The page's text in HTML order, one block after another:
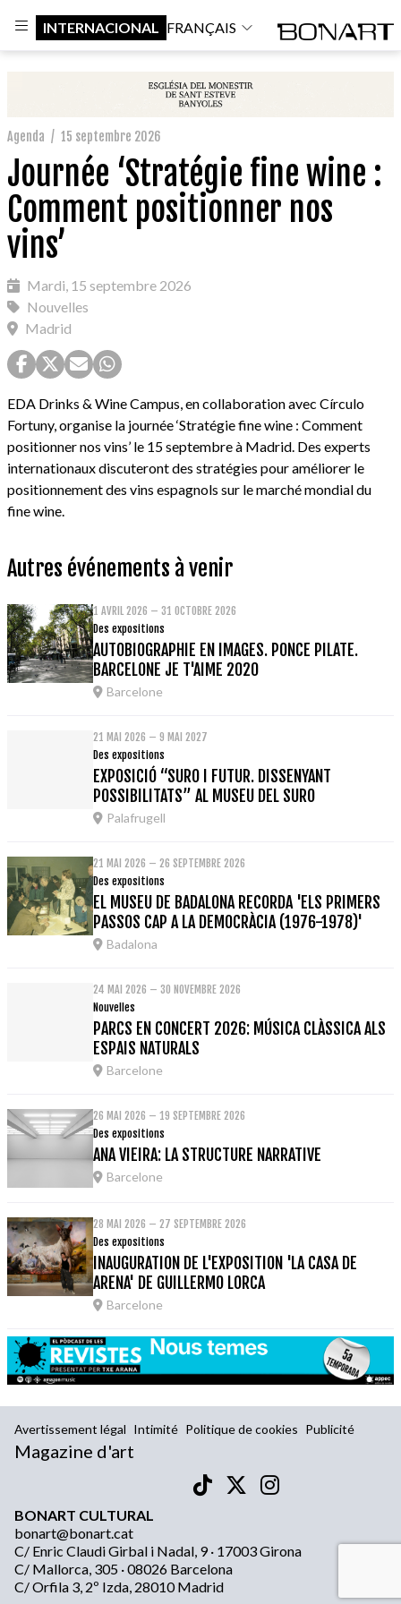
INTERNACIONAL FRANÇAIS
Agenda / 15 septembre 2026
Journée ‘Stratégie fine wine :
Comment positionner nos
vins’
Mardi, 15 septembre 2026
Nouvelles
Madrid
EDA Drinks & Wine Campus, en collaboration avec Círculo
Fortuny, organise la journée ‘Stratégie fine wine : Comment
positionner nos vins’ le 15 septembre à Madrid. Des experts
internationaux discuteront des stratégies pour améliorer le
positionnement des vins espagnols sur le marché mondial du
fine wine.
Autres événements à venir
1 AVRIL 2026 – 31 OCTOBRE 2026
Des expositions
AUTOBIOGRAPHIE EN IMAGES. PONCE PILATE.
BARCELONE JE T'AIME 2020
Barcelone
21 MAI 2026 – 9 MAI 2027
Des expositions
EXPOSICIÓ “SURO I FUTUR. DISSENYANT
POSSIBILITATS” AL MUSEU DEL SURO
Palafrugell
21 MAI 2026 – 26 SEPTEMBRE 2026
Des expositions
EL MUSEU DE BADALONA RECORDA 'ELS PRIMERS
PASSOS CAP A LA DEMOCRÀCIA (1976-1978)'
Badalona
24 MAI 2026 – 30 NOVEMBRE 2026
Nouvelles
PARCS EN CONCERT 2026: MÚSICA CLÀSSICA ALS
ESPAIS NATURALS
Barcelone
26 MAI 2026 – 19 SEPTEMBRE 2026
Des expositions
ANA VIEIRA: LA STRUCTURE NARRATIVE
Barcelone
28 MAI 2026 – 27 SEPTEMBRE 2026
Des expositions
INAUGURATION DE L'EXPOSITION 'LA CASA DE
ARENA' DE GUILLERMO LORCA
Barcelone
Avertissement légal Intimité Politique de cookies Publicité
Magazine d'art
BONART CULTURAL
bonart@bonart.cat
C/ Enric Claudi Girbal i Nadal, 9 · 17003 Girona
C/ Mallorca, 305 · 08026 Barcelona
C/ Orfila 3, 2º Izda, 28010 Madrid